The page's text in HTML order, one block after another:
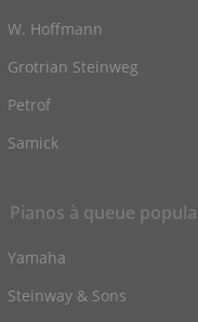
W. Hoffmann
Grotrian Steinweg
Petrof
Samick
Pianos à queue
Yamaha
Steinway & Sons